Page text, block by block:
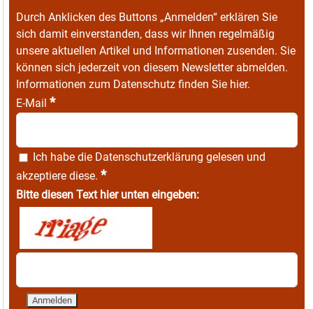
Durch Anklicken des Buttons „Anmelden“ erklären Sie
sich damit einverstanden, dass wir Ihnen regelmäßig
unsere aktuellen Artikel und Informationen zusenden. Sie
können sich jederzeit von diesem Newsletter abmelden.
Informationen zum Datenschutz finden Sie hier.
E-Mail *
Ich habe die Datenschutzerklärung gelesen und
akzeptiere diese. *
Bitte diesen Text hier unten eingeben: